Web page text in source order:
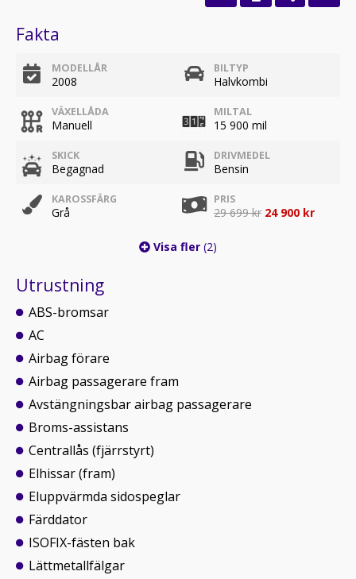
Fakta
MODELLÅR
2008
BILTYP
Halvkombi
VÄXELLÅDA
Manuell
MILTAL
15 900 mil
SKICK
Begagnad
DRIVMEDEL
Bensin
KAROSSFÄRG
Grå
PRIS
29 699 kr 24 900 kr
Visa fler (2)
Utrustning
ABS-bromsar
AC
Airbag förare
Airbag passagerare fram
Avstängningsbar airbag passagerare
Broms-assistans
Centrallås (fjärrstyrt)
Elhissar (fram)
Eluppvärmda sidospeglar
Färddator
ISOFIX-fästen bak
Lättmetallfälgar